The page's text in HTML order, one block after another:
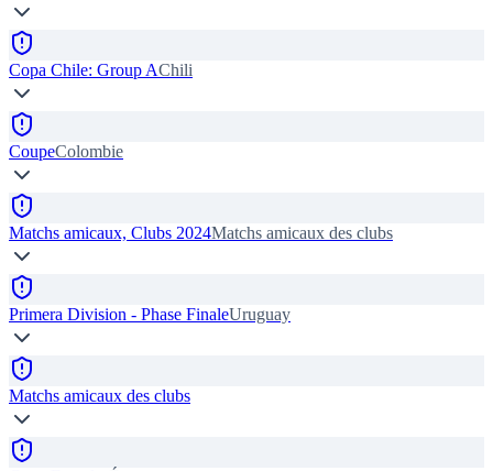
Copa Chile: Group AChili
CoupeColombie
Matchs amicaux, Clubs 2024Matchs amicaux des clubs
Primera Division - Phase FinaleUruguay
Matchs amicaux des clubs